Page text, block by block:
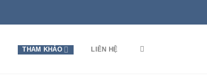
THAM KHẢO LIÊN HỆ